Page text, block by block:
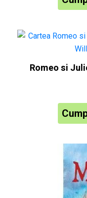
Romeo si